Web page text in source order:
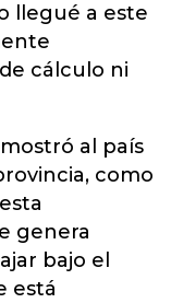
llegué a este
cálculo ni
al país
como
genera
bajo el
está